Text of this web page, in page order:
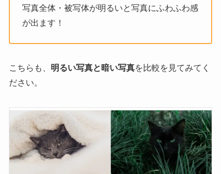
写真全体・被写体が明るいと写真にふわふわ感
が出ます！
こちらも、 明るい写真と暗い写真を比較を見てみてく
ださい。